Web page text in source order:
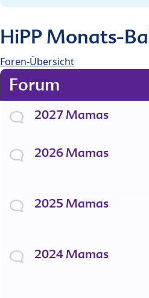
HiPP Monats-
Foren-Übersicht
Forum
2027 Mamas
2026 Mamas
2025 Mamas
2024 Mamas